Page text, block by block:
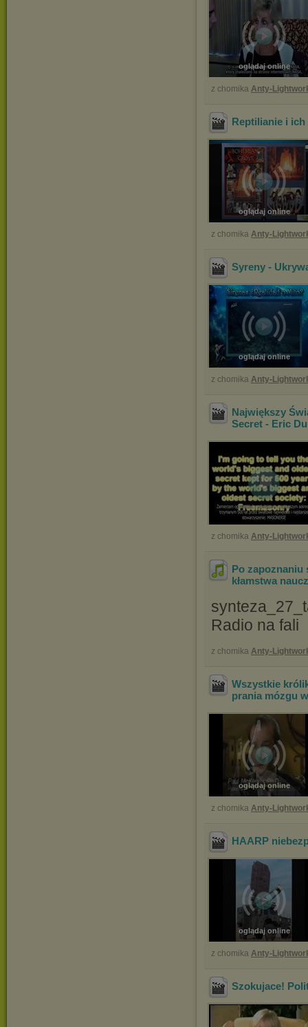
oglądaj online
z chomika Anty-
Reptilianie i
oglądaj online
z chomika Anty-
Syreny -
oglądaj online
z chomika Anty-
Największy
Secret - Eric
z chomika Anty-
Po zapoznaniu
kłamstwa
Radio na fali
z chomika Anty-
Wszystkie
prania mózgu
oglądaj online
z chomika Anty-
HAARP
oglądaj online
z chomika Anty-
Szokujace!